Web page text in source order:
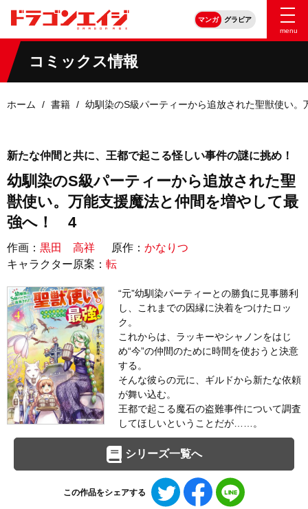
マンガ
グラビア
menu
コミックス情報
ホーム 書籍 幼馴染のS級パーティーから追放された聖獣使い
新たな仲間と共に、王都で起こる怪しい事件の謎に挑め！
幼馴染のS級パーティーから追放された聖
獣使い。万能支援魔法と仲間を増やして最
強へ！ 4
作画： 黒田 高祥 原作： かなりつ
キャラクター原案： 転
“元”幼馴染パーティーとの勝負に見事勝利
し、これまでの因縁に決着をつけたロッ
ク。
これからは、ラッキーやシャノンをはじ
め“今”の仲間のために時間を使おうと決意
する。
そんな彼らの元に、ギルドから新たな依頼
が舞い込む。
王都で起こる魔石の盗難事件について調査
してほしいということだが……。
シリーズ一覧へ
この作品をシェアする
Twitter
で
Facebook
で
で